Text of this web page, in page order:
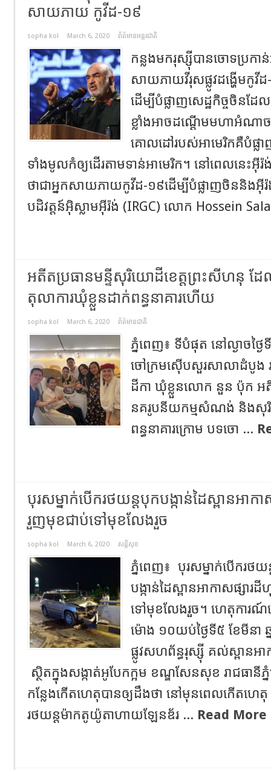
សាយភាយ កូវីដ-១៩
sopha kol March 6, 2020 ព័ត៌មានអន្តរជាតិ
កន្លងមករុស្ស៊ីបានចោទប្រកាន់
សាយភាយ​វីរុសផ្លូវដង្ហើម​កូ
ដើម្បីបំផ្លាញសេដ្ឋកិច្ចចិន
ខ្លាំងអាចដណ្តើមមហាអំណាច
គោលដៅរបស់អាមេរិកគឺបំផ្
ទាំងមូល​កំឲ្យដើរតាមទាន់អាមេរិក។ នៅពេលនេះអ៊ីរ៉
ថាជាអ្នកសាយភាយ​កូវីដ-១៩​ដើម្បីបំផ្លាញចិននិងអ៊ីរ៉
បដិវត្ដន៍អ៊ិស្លាមអ៊ីរ៉ង់ ​(IRGC) លោក Hossein
អតីតប្រធានមន្ទីសុរិយោដីខេត្តព្រះសីហនុ ដ
តុលាការឃុំខ្លួនដាក់ពន្ធនាគារហើយ
sopha kol March 6, 2020 ព័ត៌មានជាតិ
ភ្នំពេញ៖ ទីបំផុត នៅល្ងាចថ្ង
ចៅក្រមស៊ើបសួរសាលាដំបូង
ដីកា ឃុំខ្លួនលោក នួន ប៉ុក អតី
នគរូបនីយកម្មសំណង់ និងសុរិ
ពន្ធនាគារក្រោម បទចោ ...
បុរសម្នាក់បើករថយន្តបុកបង្កាន់ដៃស្ពានអ
រួញមុខជាប់ទៅមុខលែងរួច
sopha kol March 6, 2020 សន្តិសុខ
ភ្នំពេញ៖ បុរសម្នាក់បើករ
បង្កាន់ដៃស្ពានអាកាសផ្ស
ទៅមុខលែងរួច។ ហេតុការណ៍
ម៉ោង ១០យប់ថ្ងៃទី៥ ខែមីន
ផ្លូវសហព័ន្ធរុស្ស៊ី គល់ស្ពានអ
ស្ថិតក្នុងសង្កាត់អូបែកក្អម ខណ្ឌសែនសុខ រាជធានី
កន្លែងកើតហេតុបានឲ្យដឹងថា នៅមុនពេលកើតហេ
រថយន្តម៉ាកតូយ៉ូតាហាយឡែនឌ័រ ... Read More